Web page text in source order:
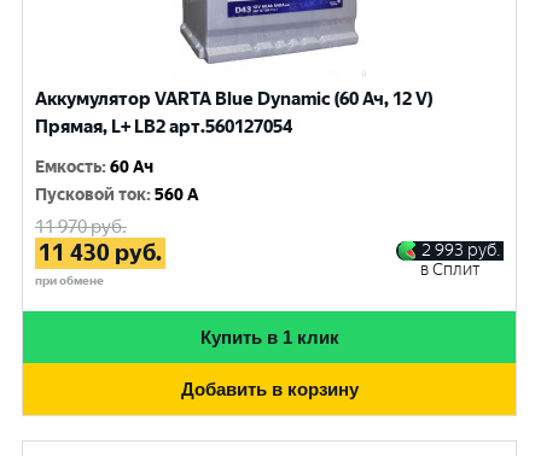
Аккумулятор VARTA Blue Dynamic (60 Ач, 12 V)
Прямая, L+ LB2 арт.560127054
Емкость:60 Ач
Пусковой ток:560 A
11 970руб.
11 430 руб.
при обмене
2 993 руб.
в Сплит
Купить в 1 клик
Добавить в корзину